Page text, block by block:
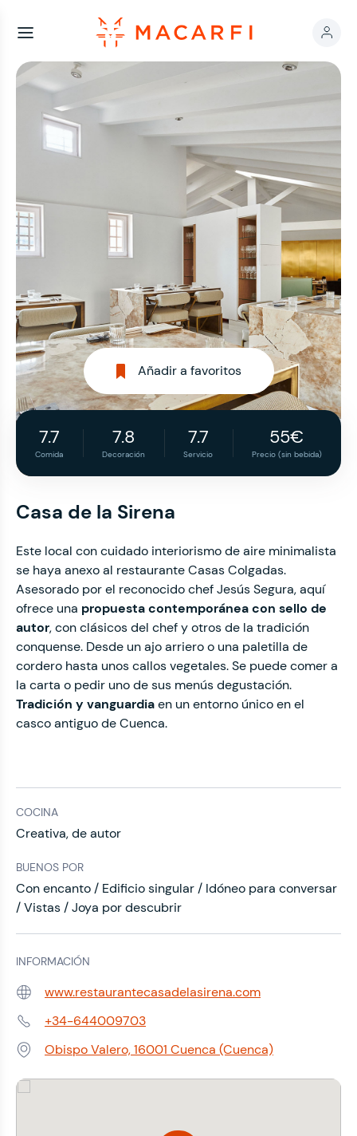
Añadir a favoritos
7.7
Comida
7.8
Decoración
7.7
Servicio
55€
Precio (sin bebida)
Casa de la Sirena
Este local con cuidado interiorismo de aire minimalista
se haya anexo al restaurante Casas Colgadas.
Asesorado por el reconocido chef Jesús Segura, aquí
ofrece una propuesta contemporánea con sello de
autor, con clásicos del chef y otros de la tradición
conquense. Desde un ajo arriero o una paletilla de
cordero hasta unos callos vegetales. Se puede comer a
la carta o pedir uno de sus menús degustación.
Tradición y vanguardiaen un entorno único en el
casco antiguo de Cuenca.
COCINA
Creativa, de autor
BUENOS POR
Con encanto / Edificio singular / Idóneo para conversar
/ Vistas / Joya por descubrir
INFORMACIÓN
Web: www.restaurantecasadelasirena.com
Teléfono:+34-644009703
Dirección:Obispo Valero, 16001 Cuenca (Cuenca)